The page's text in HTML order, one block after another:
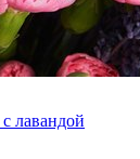
лавандой